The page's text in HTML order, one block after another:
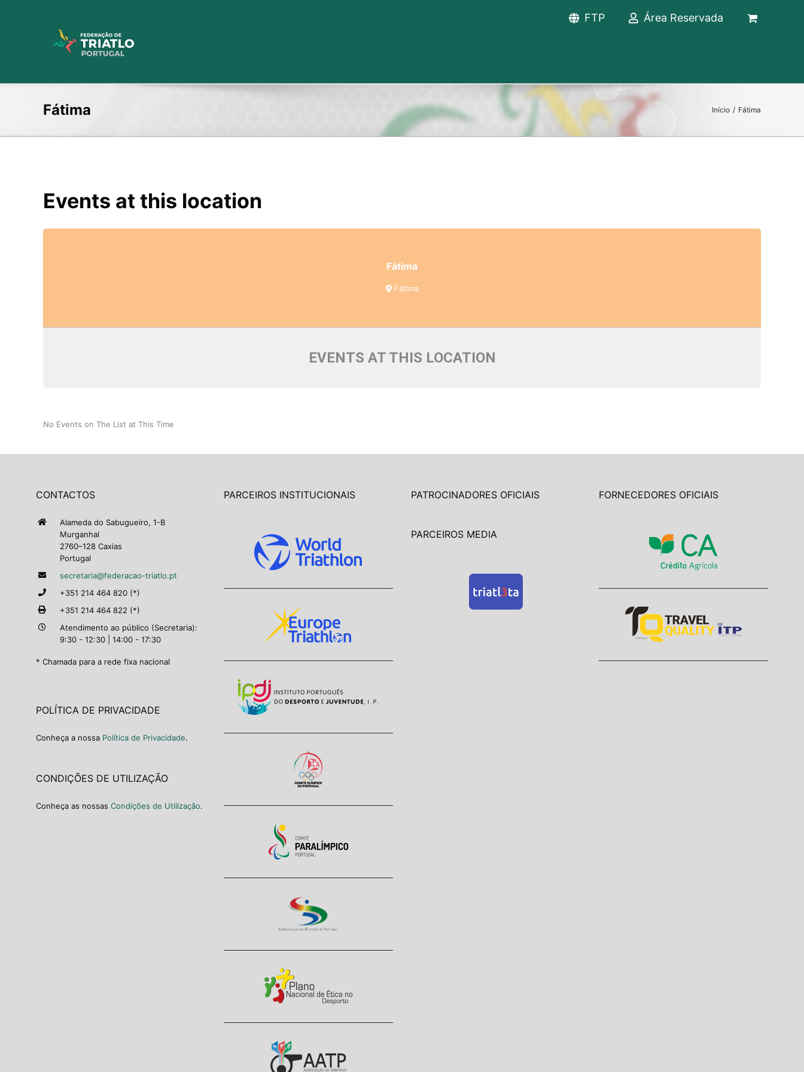
FTP Área Reservada
Fátima Início / Fátima
Events at this location
Fátima
Fátima
EVENTS AT THIS LOCATION
No Events on The List at This Time
CONTACTOS
Alameda do Sabugueiro, 1-B
Murganhal
2760–128 Caxias
Portugal
secretaria@federacao-triatlo.pt
+351 214 464 820 (*)
+351 214 464 822 (*)
Atendimento ao público (Secretaria):
9:30 - 12:30 | 14:00 - 17:30
* Chamada para a rede fixa nacional
POLÍTICA DE PRIVACIDADE
Conheça a nossa Política de Privacidade.
CONDIÇÕES DE UTILIZAÇÃO
Conheça as nossas Condições de Utilização.
PARCEIROS INSTITUCIONAIS PATROCINADORES OFICIAIS
PARCEIROS MEDIA
FORNECEDORES OFICIAIS